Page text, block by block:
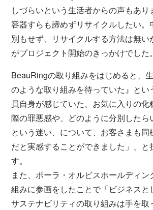
しづらいという生活者からの声もあ
容器すらも諦めずリサイクルしたい。
別もせず、リサイクルする方法は無
がプロジェクト開始のきっかけでした。
BeauRingの取り組みをはじめると、
のような取り組みを待っていた』とい
員自身が感じていた、お気に入りの化
際の罪悪感や、どのように分別したら
という迷い、について、お客さまも
だと実感することができました」、と
す。
また、ポーラ・オルビスホールディン
組みに参画をしたことで「ビジネスと
サステナビリティの取り組みは手を取